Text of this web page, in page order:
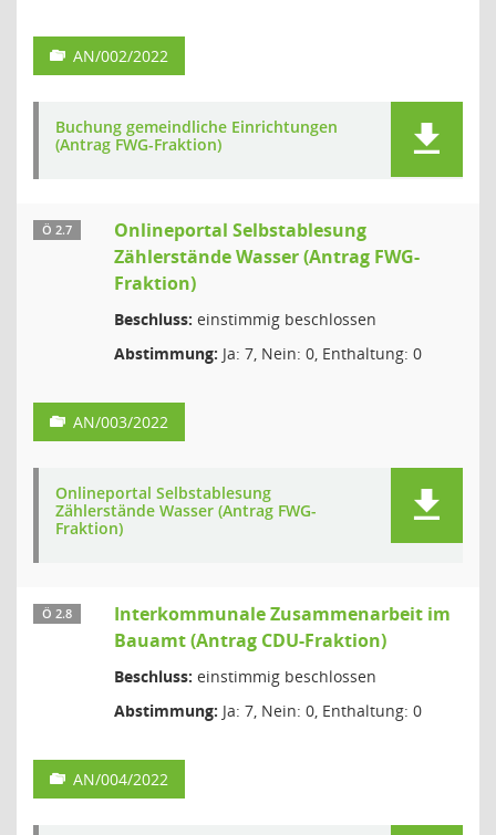
AN/002/2022
Buchung gemeindliche Einrichtungen
(Antrag FWG-Fraktion)
Ö 2.7
Onlineportal Selbstablesung
Zählerstände Wasser (Antrag FWG-
Fraktion)
Beschluss: einstimmig beschlossen
Abstimmung: Ja: 7, Nein: 0, Enthaltung: 0
AN/003/2022
Onlineportal Selbstablesung
Zählerstände Wasser (Antrag FWG-
Fraktion)
Ö 2.8
Interkommunale Zusammenarbeit im
Bauamt (Antrag CDU-Fraktion)
Beschluss: einstimmig beschlossen
Abstimmung: Ja: 7, Nein: 0, Enthaltung: 0
AN/004/2022